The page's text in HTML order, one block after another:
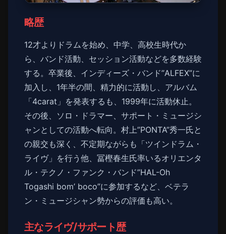
略歴
12才よりドラムを始め、中学、高校生時代か
ら、バンド活動、セッション活動などを多数経験
する。卒業後、インディーズ・バンド”ALFEX”に
加入し、1年半の間、精力的に活動し、アルバム
「4carat」を発表するも、1999年に活動休止。
その後、ソロ・ドラマー、サポート・ミュージシ
ャンとしての活動へ転向。村上”PONTA”秀一氏と
の親交も深く、不定期ながらも「ツインドラム・
ライヴ」を行う他、冨樫春生氏率いるオリエンタ
ル・テクノ・ファンク・バンド”HAL-Oh
Togashi bom’ boco”に参加するなど、ベテラ
ン・ミュージシャン勢からの評価も高い。
主なライヴ/サポート歴